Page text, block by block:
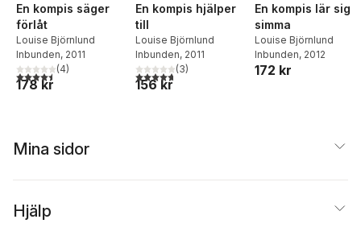
En kompis säger
förlåt
Louise Björnlund
Inbunden, 2011
4,5utav 5 stjärnor. Totalt antal röster:
(4)
178 kr
En kompis hjälper
till
Louise Björnlund
Inbunden, 2011
4,7utav 5 stjärnor. Totalt antal röster:
(3)
156 kr
En kompis lär sig
simma
Louise Björnlund
Inbunden, 2012
172 kr
Mina sidor
Hjälp